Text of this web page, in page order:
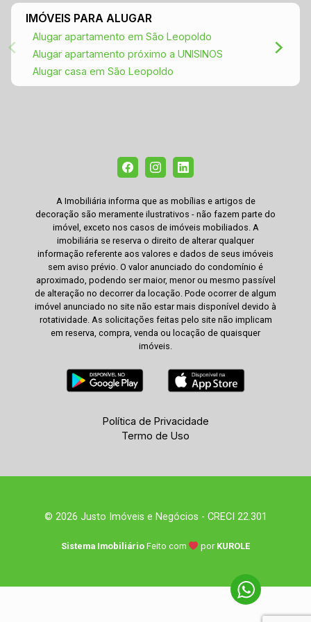
IMÓVEIS PARA ALUGAR
Alugar apartamento em São Leopoldo
Alugar apartamento próximo a UNISINOS
Alugar casa em São Leopoldo
A Imobiliária informa que as mobílias e artigos de
decoração são meramente ilustrativos - não fazem parte do
imóvel, exceto nos casos de imóveis mobiliados. A
imobiliária se reserva o direito de alterar qualquer
informação referente aos valores e dados de seus imóveis
sem aviso prévio. O valor anunciado do condomínio é
aproximado, podendo ser maior, menor ou mesmo passível
de alteração no decorrer da locação. Pode ocorrer de algum
imóvel anunciado no site não estar mais disponível devido à
rotatividade. As solicitações feitas pelo site não implicam
em reserva, compra, venda ou locação de quaisquer
imóveis.
Política de Privacidade
Termo de Uso
© 2026 Justo Imóveis e Negócios - CRECI 22.301
Sistema Imobiliário Feito com por KUROLE